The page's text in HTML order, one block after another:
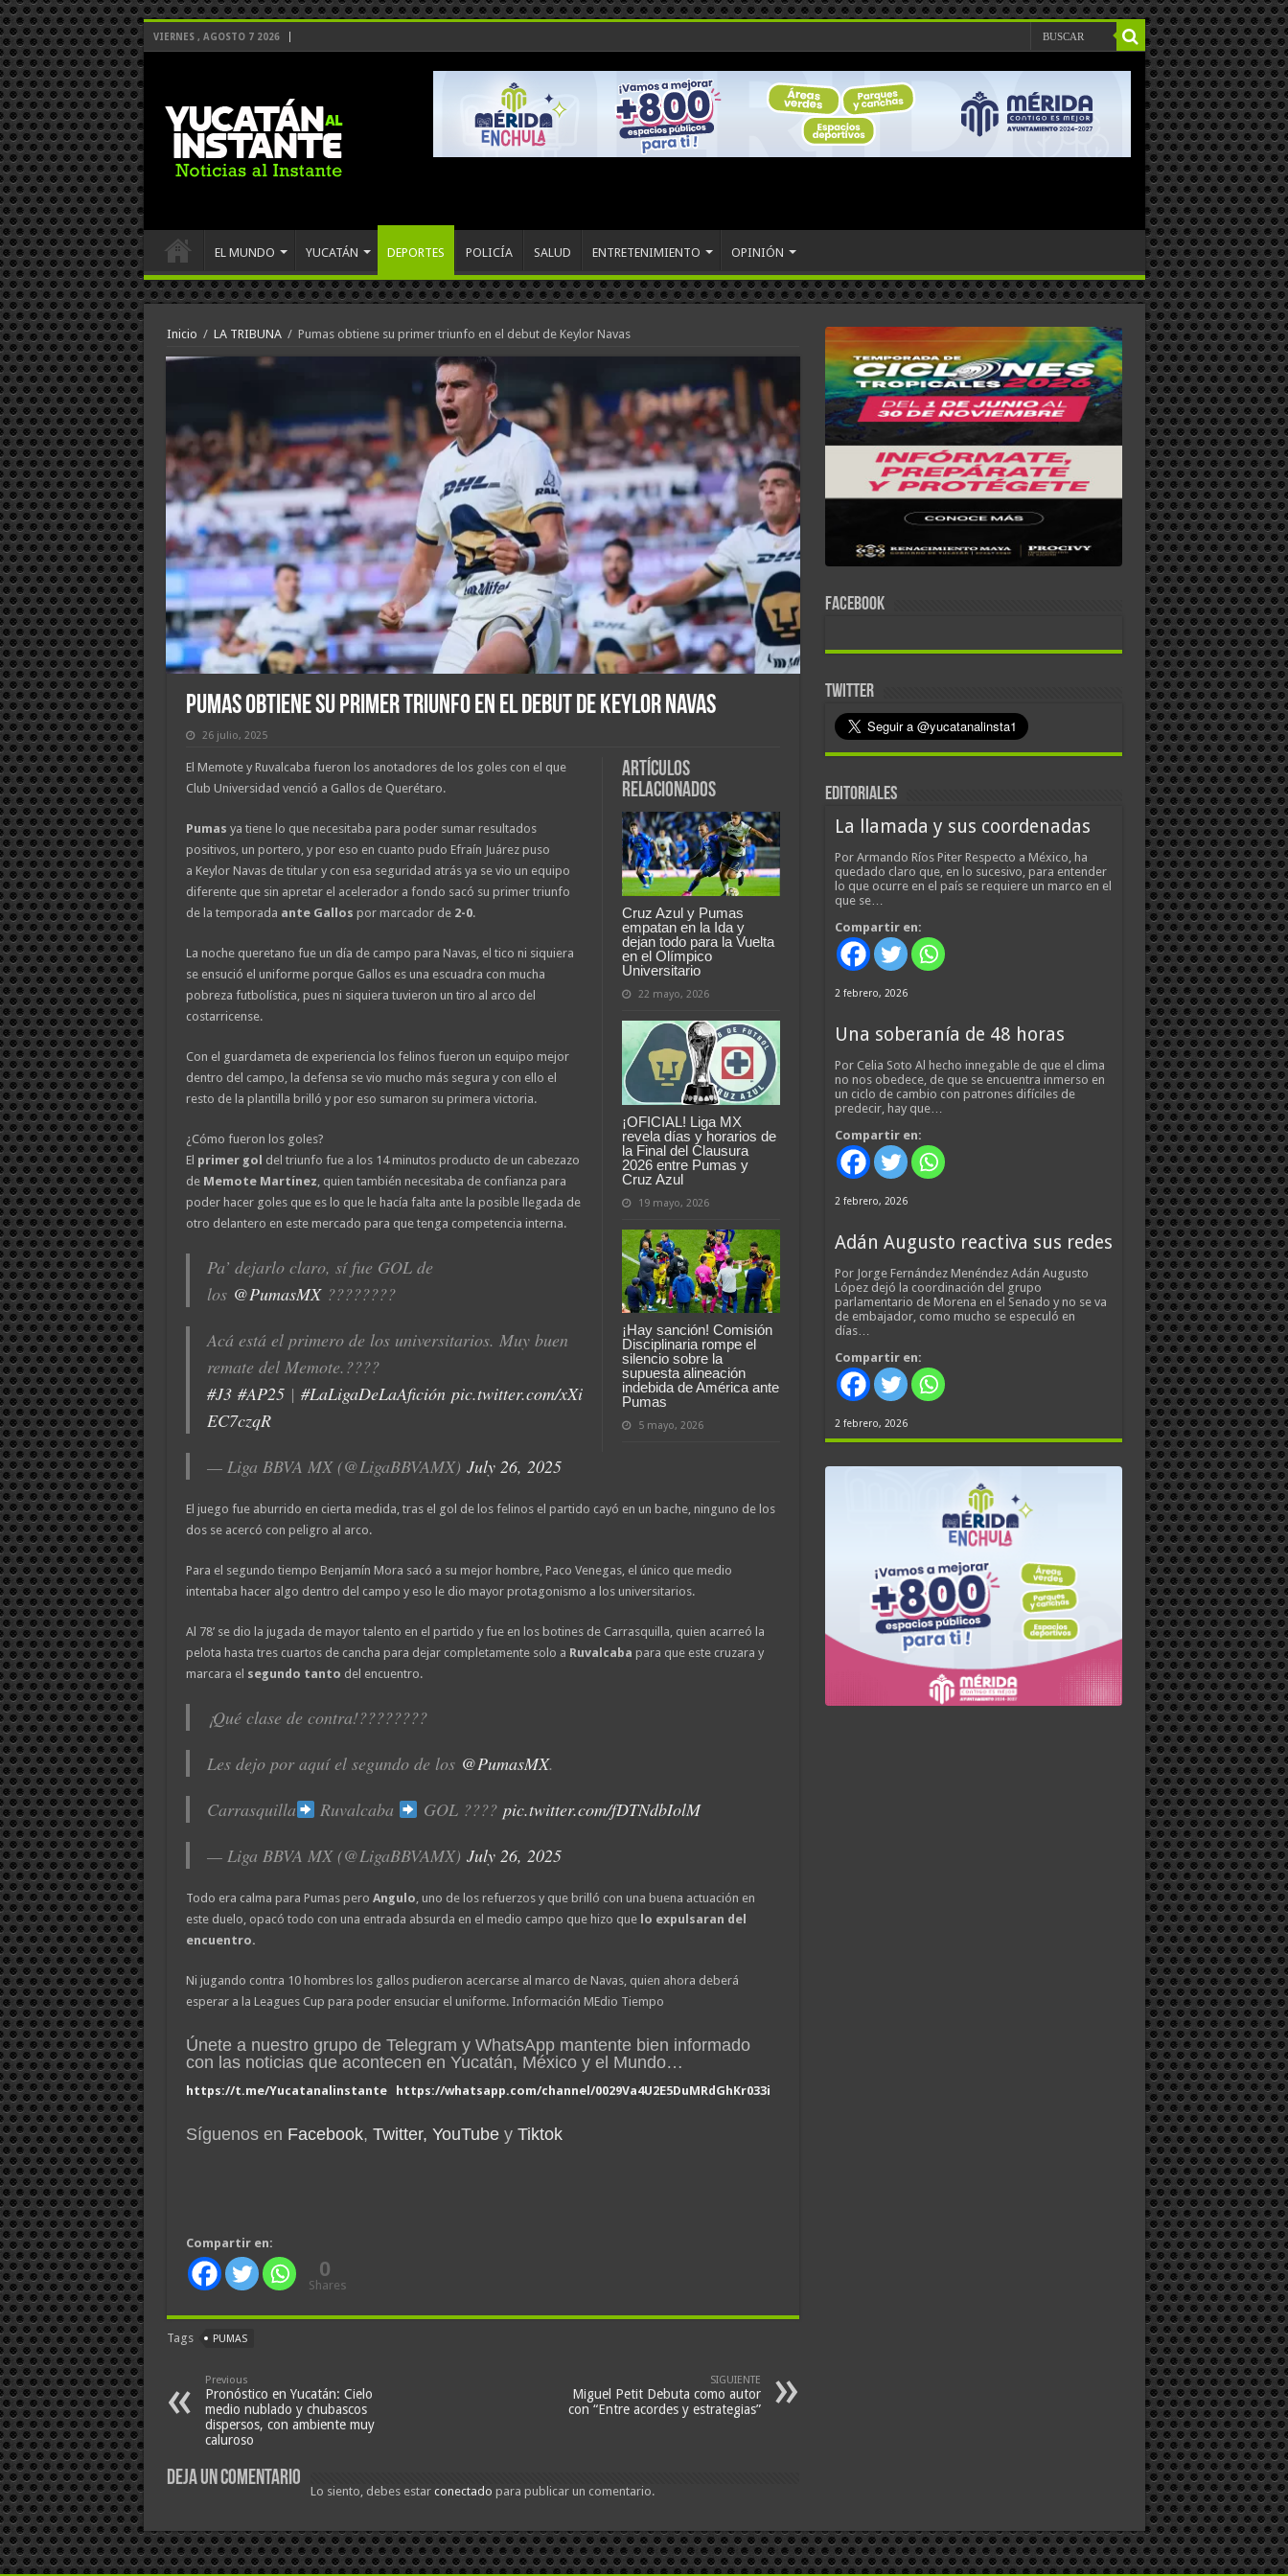
VIERNES , AGOSTO 7 2026
EL MUNDO YUCATÁN DEPORTES POLICÍA SALUD ENTRETENIMIENTO OPINIÓN
Inicio / LA TRIBUNA / Pumas obtiene su primer triunfo en el debut de Keylor Navas
Pumas obtiene su primer triunfo en el debut de Keylor Navas
26 julio, 2025
Artículos
relacionados
Cruz Azul y Pumas
empatan en la Ida y
dejan todo para la Vuelta
en el Olímpico
Universitario
22 mayo, 2026
¡OFICIAL! Liga MX
revela días y horarios de
la Final del Clausura
2026 entre Pumas y
Cruz Azul
19 mayo, 2026
¡Hay sanción! Comisión
Disciplinaria rompe el
silencio sobre la
supuesta alineación
indebida de América ante
Pumas
5 mayo, 2026
El Memote y Ruvalcaba fueron los anotadores de los goles con el que
Club Universidad venció a Gallos de Querétaro.
Pumas ya tiene lo que necesitaba para poder sumar resultados
positivos, un portero, y por eso en cuanto pudo Efraín Juárez puso
a Keylor Navas de titular y con esa seguridad atrás ya se vio un equipo
diferente que sin apretar el acelerador a fondo sacó su primer triunfo
de la temporada ante Gallos por marcador de2-0.
La noche queretano fue un día de campo para Navas, el tico ni siquiera
se ensució el uniforme porque Gallos es una escuadra con mucha
pobreza futbolística, pues ni siquiera tuvieron un tiro al arco del
costarricense.
Con el guardameta de experiencia los felinos fueron un equipo mejor
dentro del campo, la defensa se vio mucho más segura y con ello el
resto de la plantilla brilló y por eso sumaron su primera victoria.
¿Cómo fueron los goles?
El primer gol del triunfo fue a los 14 minutos producto de un cabezazo
de Memote Martínez, quien también necesitaba de confianza para
poder hacer goles que es lo que le hacía falta ante la posible llegada de
otro delantero en este mercado para que tenga competencia interna.
Pa’ dejarlo claro, sí fue GOL de
los @PumasMX????????
Acá está el primero de los universitarios. Muy buen
remate del Memote.????
#J3 #AP25| #LaLigaDeLaAfición pic.twitter.com/xXi
EC7czqR
— Liga BBVA MX (@LigaBBVAMX) July 26, 2025
El juego fue aburrido en cierta medida, tras el gol de los felinos el partido cayó en un bache, ninguno de los
dos se acercó con peligro al arco.
Para el segundo tiempo Benjamín Mora sacó a su mejor hombre, Paco Venegas, el único que medio
intentaba hacer algo dentro del campo y eso le dio mayor protagonismo a los universitarios.
Al 78’ se dio la jugada de mayor talento en el partido y fue en los botines de Carrasquilla, quien acarreó la
pelota hasta tres cuartos de cancha para dejar completamente solo a Ruvalcaba para que este cruzara y
marcara el segundo tanto del encuentro.
¡Qué clase de contra!????????
Les dejo por aquí el segundo de los @PumasMX.
Carrasquilla
Ruvalcaba GOL ???? pic.twitter.com/fDTNdbIolM
— Liga BBVA MX (@LigaBBVAMX) July 26, 2025
Todo era calma para Pumas pero Angulo, uno de los refuerzos y que brilló con una buena actuación en
este duelo, opacó todo con una entrada absurda en el medio campo que hizo que lo expulsaran del
encuentro.
Ni jugando contra 10 hombres los gallos pudieron acercarse al marco de Navas, quien ahora deberá
esperar a la Leagues Cup para poder ensuciar el uniforme. Información MEdio Tiempo
Únete a nuestro grupo de Telegram y WhatsApp mantente bien informado
con las noticias que acontecen en Yucatán, México y el Mundo…
https://t.me/Yucatanalinstante https://whatsapp.com/channel/0029Va4U2E5DuMRdGhKr033i
Síguenos en Facebook, Twitter, YouTubey Tiktok
Compartir en:
0
Shares
Tags PUMAS
Previous
Pronóstico en Yucatán: Cielo
medio nublado y chubascos
dispersos, con ambiente muy
caluroso
SIGUIENTE
Miguel Petit Debuta como autor
con “Entre acordes y estrategias”
Deja un comentario
Lo siento, debes estar conectado para publicar un comentario.
FACEBOOK
TWITTER
EDITORIALES
La llamada y sus coordenadas
Por Armando Ríos Piter Respecto a México, ha
quedado claro que, en lo sucesivo, para entender
lo que ocurre en el país se requiere un marco en el
que se…
Compartir en:
2 febrero, 2026
Una soberanía de 48 horas
Por Celia Soto Al hecho innegable de que el clima
no nos obedece, de que se encuentra inmerso en
un ciclo de cambio con patrones difíciles de
predecir, hay que…
Compartir en:
2 febrero, 2026
Adán Augusto reactiva sus redes
Por Jorge Fernández Menéndez Adán Augusto
López dejó la coordinación del grupo
parlamentario de Morena en el Senado y no se va
de embajador, como mucho se especuló en
días…
Compartir en:
2 febrero, 2026